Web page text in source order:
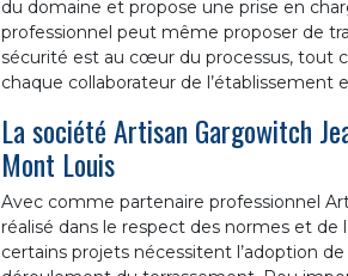
du domaine et propose une prise en
professionnel peut même proposer de
sécurité est au cœur du processus, tout
chaque collaborateur de l’établissement
La société Artisan Gargowitch
Mont Louis
Avec comme partenaire professionnel
réalisé dans le respect des normes et de
certains projets nécessitent l’adoption